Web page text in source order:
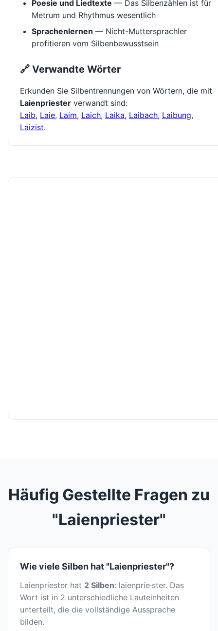
Poesie und Liedtexte — Das Silbenzählen ist für
Metrum und Rhythmus wesentlich
Sprachenlernen — Nicht-Muttersprachler
profitieren vom Silbenbewusstsein
🔗 Verwandte Wörter
Erkunden Sie Silbentrennungen von Wörtern, die mit
Laienpriester verwandt sind:
Laib, Laie, Laim, Laich, Laika, Laibach, Laibung,
Laizist.
Häufig Gestellte Fragen zu
"Laienpriester"
Wie viele Silben hat "Laienpriester"?
Laienpriester hat 2 Silben: laienprie·ster. Das
Wort ist in 2 unterschiedliche Lauteinheiten
unterteilt, die die vollständige Aussprache
bilden.